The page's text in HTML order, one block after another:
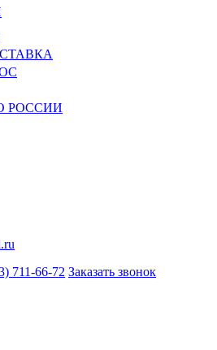
РОССИИ
711-66-72 Заказать звонок